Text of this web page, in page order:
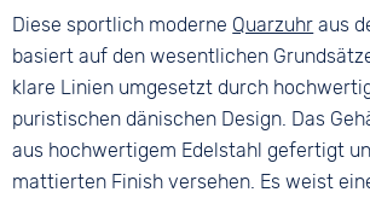
Farbe
Silber
Ziffern
Keine
Material
Edelstahl
Bandschließe
Faltschließe
Diese sportlich moderne Quarzuhr aus
basiert auf den wesentlichen
klare Linien umgesetzt durch
puristischen dänischen Design. Das
aus hochwertigem Edelstahl gefertigt
mattierten Finish versehen. Es weist